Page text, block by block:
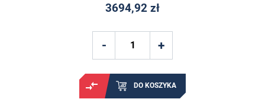
3694,92 zł
DO KOSZYKA